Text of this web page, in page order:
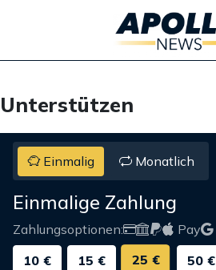
Unterstützen
Einmalig Monatlich
Einmalige Zahlung
Zahlungsoptionen: Pay
10 €
15 € 25 € 50 €